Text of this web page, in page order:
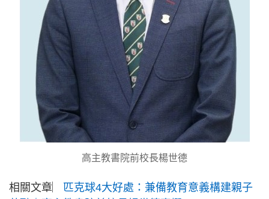
高主教書院前校長楊世德
相關文章︳ 匹克球4大好處：兼備教育意義構建親子